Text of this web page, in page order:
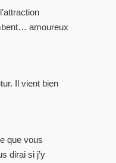
amoureux
Il vient bien
que vous
dirai si j’y